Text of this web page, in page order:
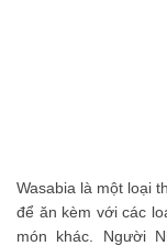
Wasabia là một loại
để ăn kèm với các
món khác. Người